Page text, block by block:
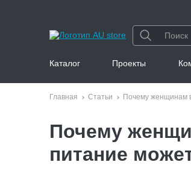
Каталог Проекты
Главная Статьи Почему женщинам
Почему
питание